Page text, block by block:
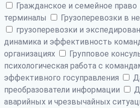
Гражданское и семейное право
терминалы
Грузоперевозки в
грузоперевозки и
динамика и эффективность
организациях
Групповое
психологическая работа с
эффективного госуправления
преобразователи информации
аварийных и чрезвычайных